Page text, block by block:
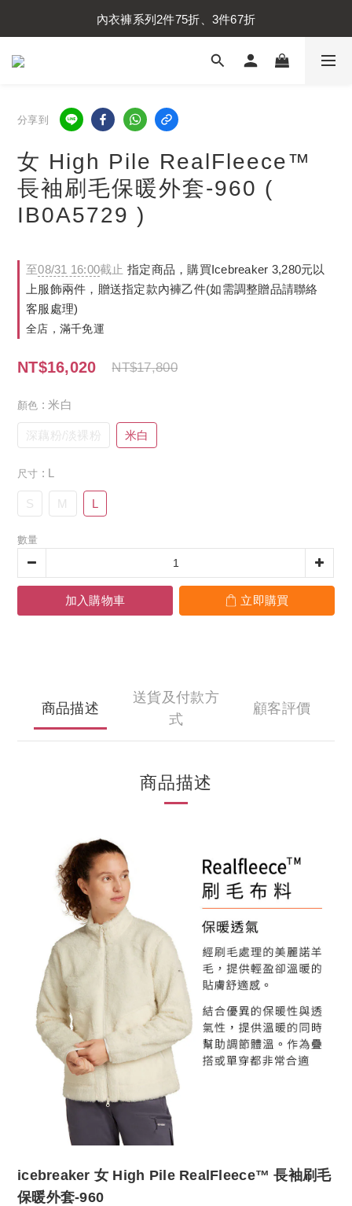
內衣褲系列2件75折、3件67折
襪子系列2件75折、3件67折
分享到
女 High Pile RealFleece™
長袖刷毛保暖外套-960 (
IB0A5729 )
至08/31 16:00截止 指定商品，購買Icebreaker 3,280元以
上服飾兩件，贈送指定款內褲乙件(如需調整贈品請聯絡
客服處理)
全店，滿千免運
NT$16,020 NT$17,800
顏色 : 米白
深藕粉/淡裸粉 米白
尺寸 : L
S M L
數量
加入購物車 立即購買
商品描述
送貨及付款方
式
顧客評價
商品描述
icebreaker 女 High Pile RealFleece™ 長袖刷毛
保暖外套-960